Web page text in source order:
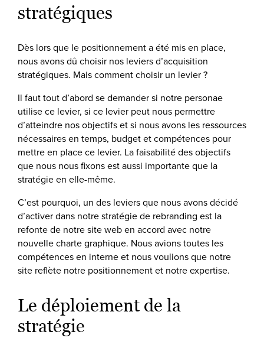
stratégiques
Dès lors que le positionnement a été mis en place,
nous avons dû choisir nos leviers d’acquisition
stratégiques. Mais comment choisir un levier ?
Il faut tout d’abord se demander si notre personae
utilise ce levier, si ce levier peut nous permettre
d’atteindre nos objectifs et si nous avons les ressources
nécessaires en temps, budget et compétences pour
mettre en place ce levier. La faisabilité des objectifs
que nous nous fixons est aussi importante que la
stratégie en elle-même.
C’est pourquoi, un des leviers que nous avons décidé
d’activer dans notre stratégie de rebranding est la
refonte de notre site web en accord avec notre
nouvelle charte graphique. Nous avions toutes les
compétences en interne et nous voulions que notre
site reflète notre positionnement et notre expertise.
Le déploiement de la
stratégie